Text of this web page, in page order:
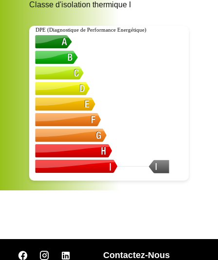
Classe d'isolation thermique
I
DPE (Diagnostique de Performance Energétique)
Contactez-Nous